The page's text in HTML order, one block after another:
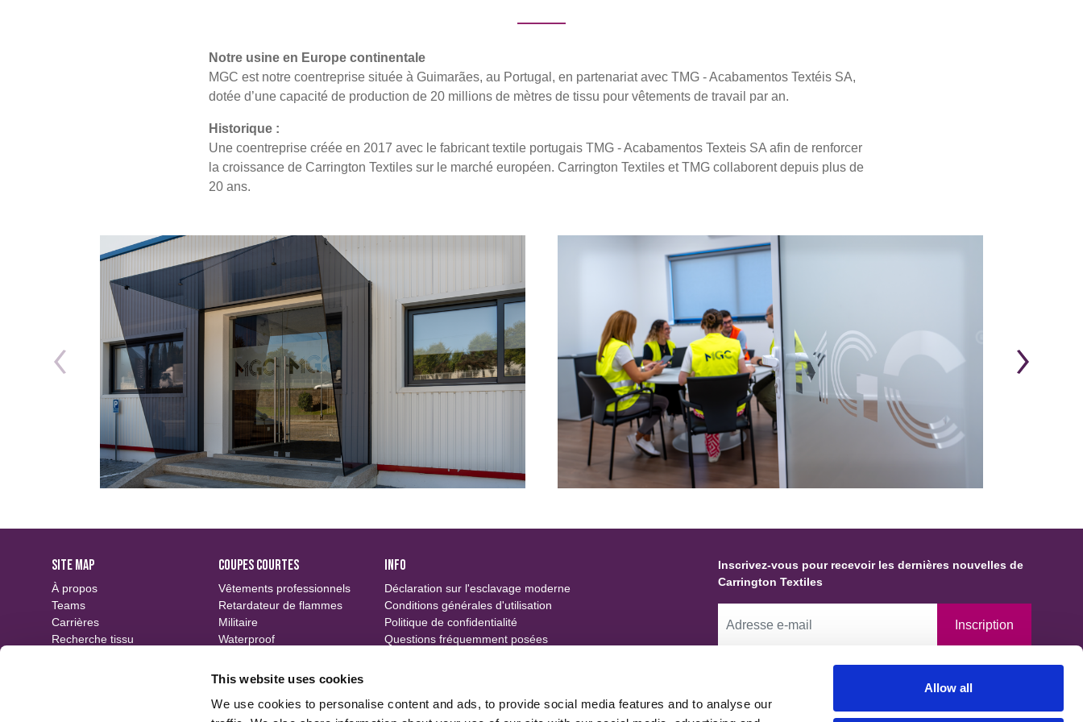
This website uses cookies
We use cookies to personalise content and ads, to provide social media features and to analyse our
Allow all
Notre usine en Europe continentale
MGC est notre coentreprise située à Guimarães, au Portugal, en partenariat avec TMG - Acabamentos Textéis SA,
dotée d’une capacité de production de 20 millions de mètres de tissu pour vêtements de travail par an.
Historique :
Une coentreprise créée en 2017 avec le fabricant textile portugais TMG - Acabamentos Texteis SA afin de renforcer
la croissance de Carrington Textiles sur le marché européen. Carrington Textiles et TMG collaborent depuis plus de
20 ans.
SITE MAP
À propos
Teams
Carrières
Recherche tissu
COUPES COURTES
Vêtements professionnels
Retardateur de flammes
Militaire
Waterproof
Motifs
INFO
Déclaration sur l'esclavage moderne
Conditions générales d'utilisation
Politique de confidentialité
Questions fréquemment posées
Inscrivez-vous pour recevoir les dernières nouvelles de
Carrington Textiles
Inscription
En cochant cette case, vous autorisez Carrington Textiles à
conserver des données et des informations vous concernant et à les
utiliser conformément à notre Politique de confidentialité, établie en